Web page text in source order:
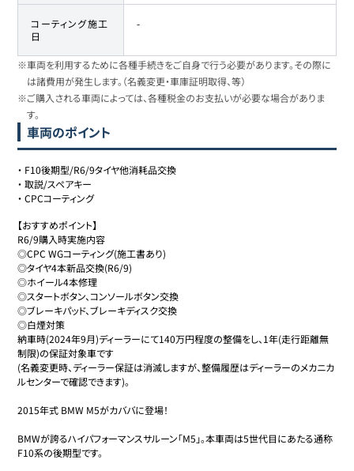
コーティング施工
日
-
※車両を利用するために各種手続きをご自身で行う必要があります。その際に
は諸費用が発生します。（名義変更・車庫証明取得、等）
※ご購入される車両によっては、各種税金のお支払いが必要な場合がありま
す。
車両のポイント
・ F10後期型/R6/9タイヤ他消耗品交換
・取説/スペアキー
・CPCコーティング
【おすすめポイント】
R6/9購入時実施内容
◎CPC WGコーティング(施工書あり)
◎タイヤ4本新品交換(R6/9)
◎ホイール4本修理
◎スタートボタン、コンソールボタン交換
◎ブレーキパッド、ブレーキディスク交換
◎白煙対策
納車時(2024年9月)ディーラーにて140万円程度の整備をし、1年(走行距離無
制限)の保証対象車です
(名義変更時、ディーラー保証は消滅しますが、整備履歴はディーラーのメカニカ
ルセンターで確認できます)。
2015年式 BMW M5がカババに登場！
BMWが誇るハイパフォーマンスサルーン「M5」。本車両は5世代目にあたる通称
F10系の後期型です。